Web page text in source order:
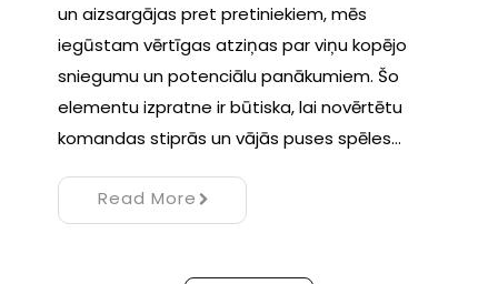
un aizsargājas pret pretiniekiem, mēs
iegūstam vērtīgas atziņas par viņu kopējo
sniegumu un potenciālu panākumiem. Šo
elementu izpratne ir būtiska, lai novērtētu
komandas stiprās un vājās puses spēles…
Read More